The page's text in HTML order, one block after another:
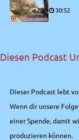
30:52
Diesen Podcast
Dieser Podcast lebt
Wenn dir unsere
einer Spende, damit
produzieren können.